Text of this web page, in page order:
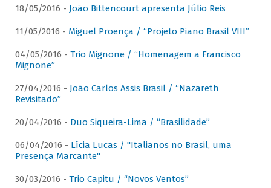
18/05/2016 - João Bittencourt apresenta Júlio Reis
11/05/2016 - Miguel Proença / “Projeto Piano Brasil VIII”
04/05/2016 - Trio Mignone / “Homenagem a Francisco
Mignone”
27/04/2016 - João Carlos Assis Brasil / “Nazareth
Revisitado”
20/04/2016 - Duo Siqueira-Lima / “Brasilidade”
06/04/2016 - Lícia Lucas / "Italianos no Brasil, uma
Presença Marcante"
30/03/2016 - Trio Capitu / “Novos Ventos”